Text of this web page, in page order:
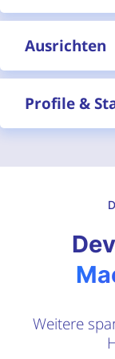
Ausrichten
Profile &
Weitere